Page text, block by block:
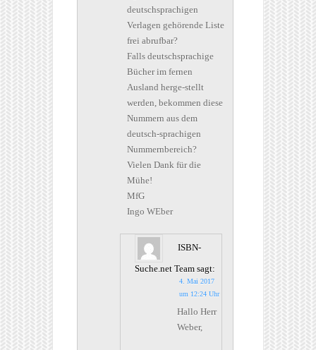
deutschsprachigen
Verlagen gehörende Liste
frei abrufbar?
Falls deutschsprachige
Bücher im fernen
Ausland herge-stellt
werden, bekommen diese
Nummern aus dem
deutsch-sprachigen
Nummernbereich?
Vielen Dank für die
Mühe!
MfG
Ingo WEber
ISBN-
Suche.net Team sagt:
4. Mai 2017
um 12:24 Uhr
Hallo Herr
Weber,